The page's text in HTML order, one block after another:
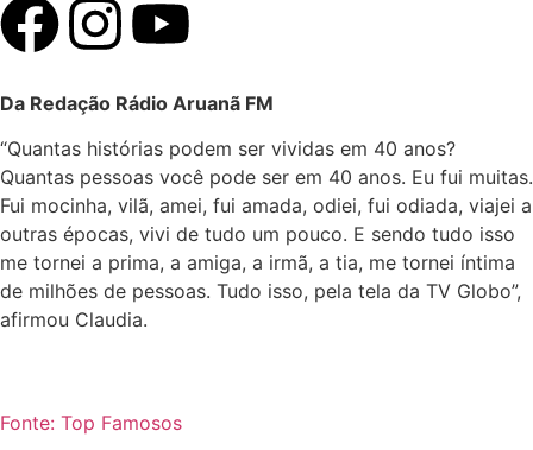
Da Redação Rádio Aruanã FM
“Quantas histórias podem ser vividas em 40 anos?
Quantas pessoas você pode ser em 40 anos. Eu fui muitas.
Fui mocinha, vilã, amei, fui amada, odiei, fui odiada, viajei a
outras épocas, vivi de tudo um pouco. E sendo tudo isso
me tornei a prima, a amiga, a irmã, a tia, me tornei íntima
de milhões de pessoas. Tudo isso, pela tela da TV Globo”,
afirmou Claudia.
Fonte: Top Famosos